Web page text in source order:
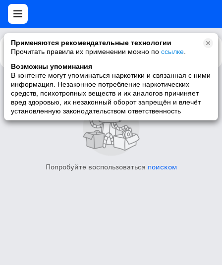
Применяются рекомендательные технологии
Прочитать правила их применении можно по ссылке
Возможны упоминания
В контенте могут упоминаться наркотики и связанная с ними
информация. Незаконное потребление наркотических
средств, психотропных веществ и их аналогов причиняет
вред здоровью, их незаконный оборот запрещён и влечёт
установленную законодательством ответственность
Каталог Рекомендации
Исполнитель не найден
Попробуйте воспользоваться поиском